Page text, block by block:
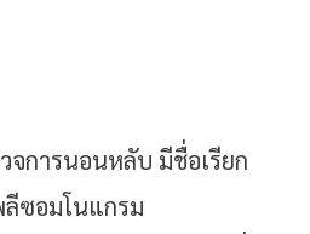
จการนอนหลับ มีชื่อเรียก
ลีซอมโนแกรม